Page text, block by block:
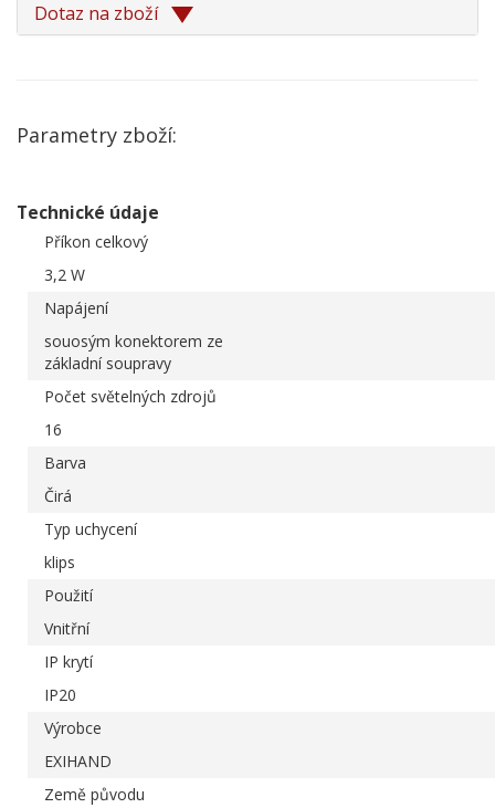
Dotaz na zboží
Parametry zboží:
Technické údaje
Příkon celkový
3,2 W
Napájení
souosým konektorem ze
základní soupravy
Počet světelných zdrojů
16
Barva
Čirá
Typ uchycení
klips
Použití
Vnitřní
IP krytí
IP20
Výrobce
EXIHAND
Země původu